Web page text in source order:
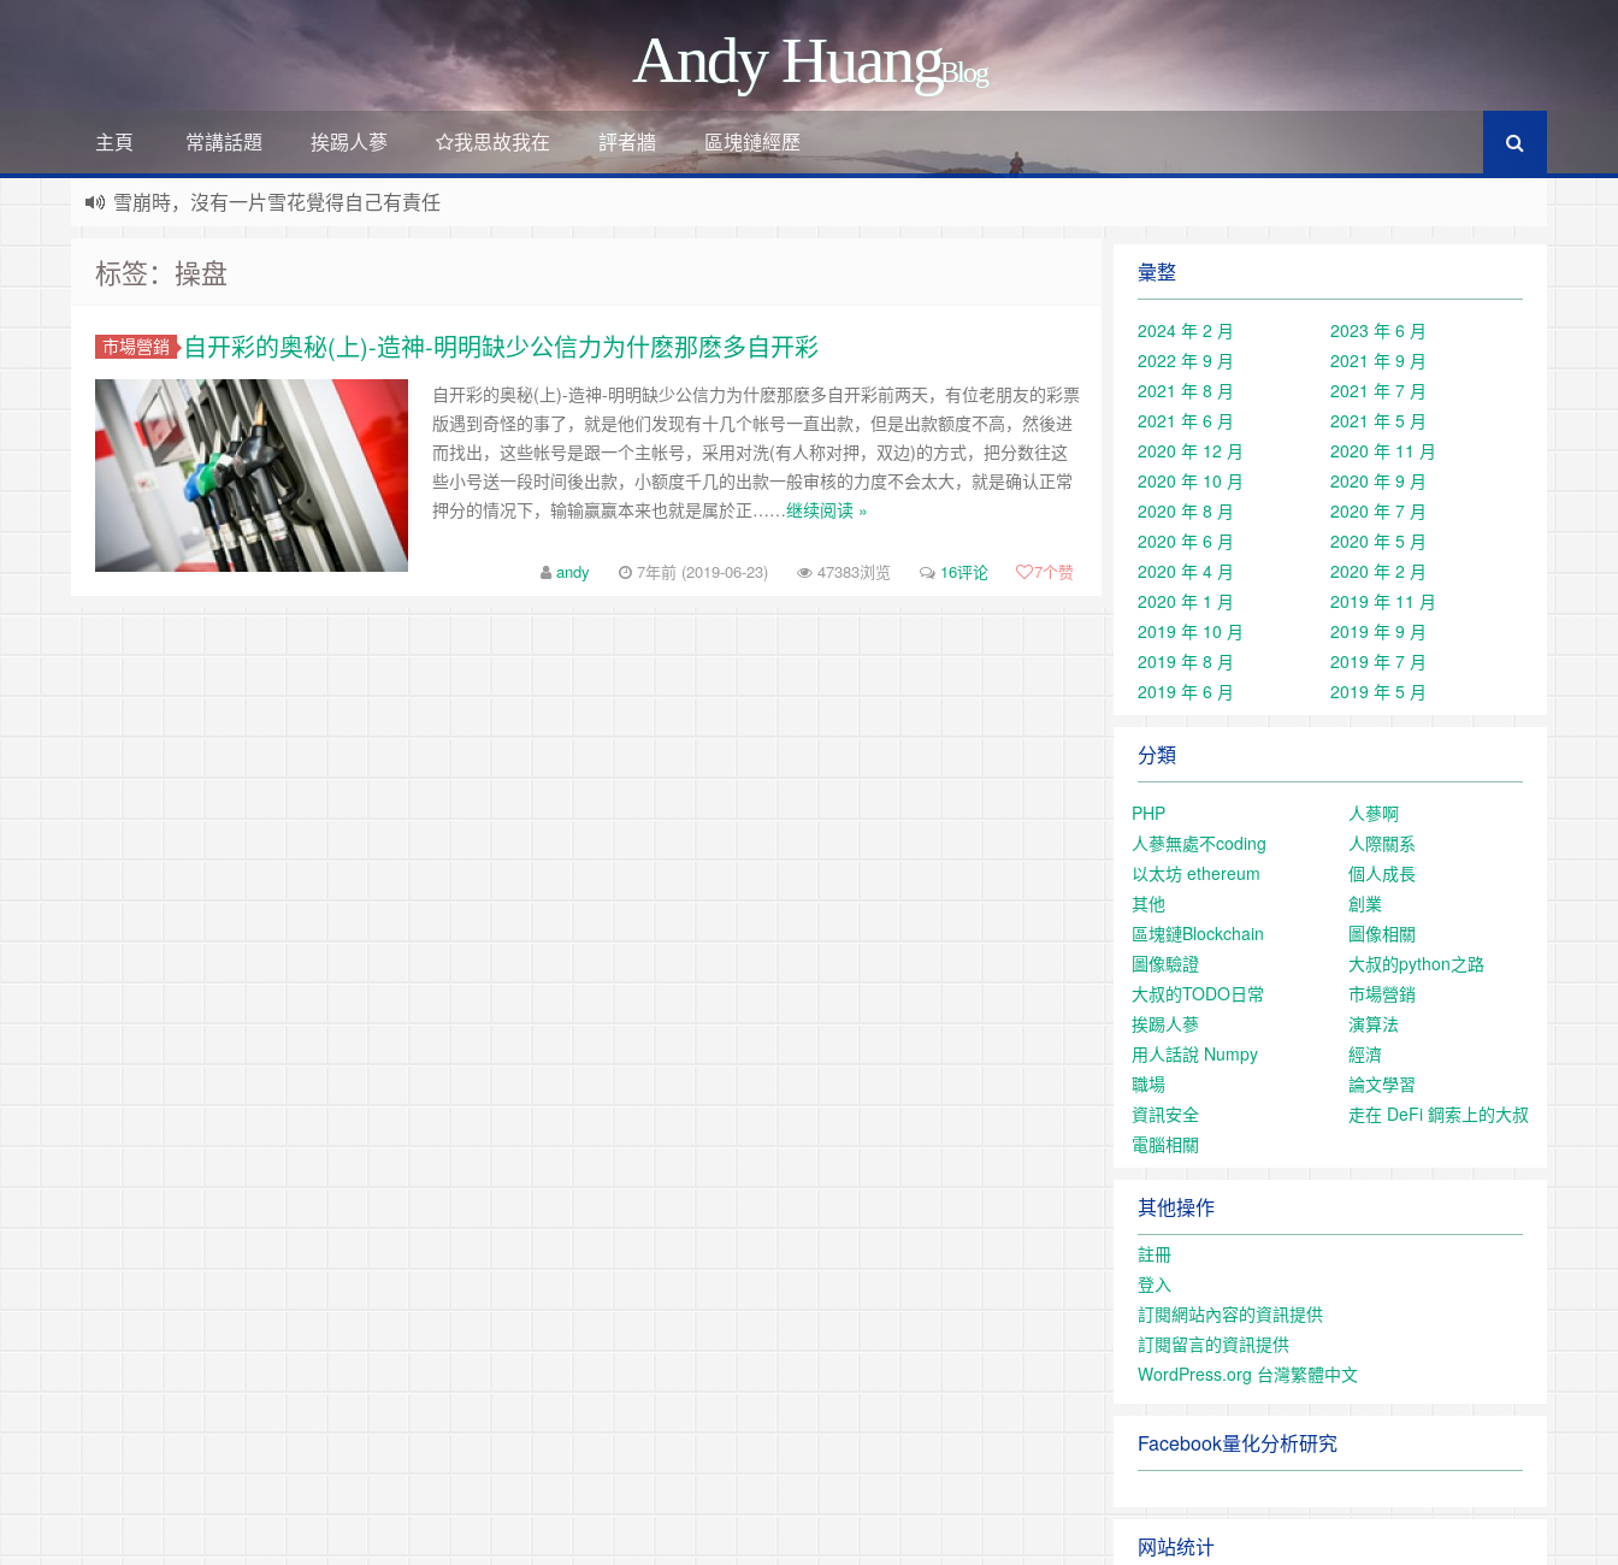
Andy HuangBlog
主頁 常講話題 挨踢人蔘 我思故我在 評者牆 區塊鏈經歷
雪崩時，沒有一片雪花覺得自己有責任
如何讓玩家一直沉迷
如何讓玩家拉幫結派
如何讓玩家充值更多
如何實現隱性的現金賭博和金幣交易
遇事不決 量子力學
文昭論古論今
好看的皮囊千篇一律 有趣的靈魂萬裡挑一
Raft PBFT
Reliable, Replicated, Redundant, And Fault-Tolerant
Practical Byzantine Fault Tolerant
受人之辱，不動一色
查人之過，不揚於眾
覺人之詐，不憤於言
Google 如何進行 Code Review – 6
https://tachingchen.com/tw/blog/how-to-do-a-code-review-by-google-6/
Google 如何進行 Code Review – 5
https://tachingchen.com/tw/blog/how-to-do-a-code-review-by-google-5/
Google 如何進行 Code Review – 4
喜大普奔
聞快天相
樂人同走
當我以為那是一個知識點，其實那是一個知識圓
标签：操盘
市場營銷 自开彩的奥秘(上)-造神-明明缺少公信力为什麽那麽多自开彩
自开彩的奥秘(上)-造神-明明缺少公信力为什麽那麽多自开彩前两天，有位老朋友的彩票
版遇到奇怪的事了，就是他们发现有十几个帐号一直出款，但是出款额度不高，然後进
而找出，这些帐号是跟一个主帐号，采用对洗(有人称对押，双边)的方式，把分数往这
些小号送一段时间後出款，小额度千几的出款一般审核的力度不会太大，就是确认正常
押分的情况下，输输赢赢本来也就是属於正……继续阅读 »
andy 7年前 (2019-06-23) 47383浏览 16评论 7个赞
彙整
2024 年 2 月
2023 年 6 月
2022 年 9 月
2021 年 9 月
2021 年 8 月
2021 年 7 月
2021 年 6 月
2021 年 5 月
2020 年 12 月
2020 年 11 月
2020 年 10 月
2020 年 9 月
2020 年 8 月
2020 年 7 月
2020 年 6 月
2020 年 5 月
2020 年 4 月
2020 年 2 月
2020 年 1 月
2019 年 11 月
2019 年 10 月
2019 年 9 月
2019 年 8 月
2019 年 7 月
2019 年 6 月
2019 年 5 月
分類
PHP
人蔘啊
人蔘無處不coding
人際關系
以太坊 ethereum
個人成長
其他
創業
區塊鏈Blockchain
圖像相關
圖像驗證
大叔的python之路
大叔的TODO日常
市場營銷
挨踢人蔘
演算法
用人話說 Numpy
經濟
職場
論文學習
資訊安全
走在 DeFi 鋼索上的大叔
電腦相關
其他操作
註冊
登入
訂閱網站內容的資訊提供
訂閱留言的資訊提供
WordPress.org 台灣繁體中文
Facebook量化分析研究
网站统计